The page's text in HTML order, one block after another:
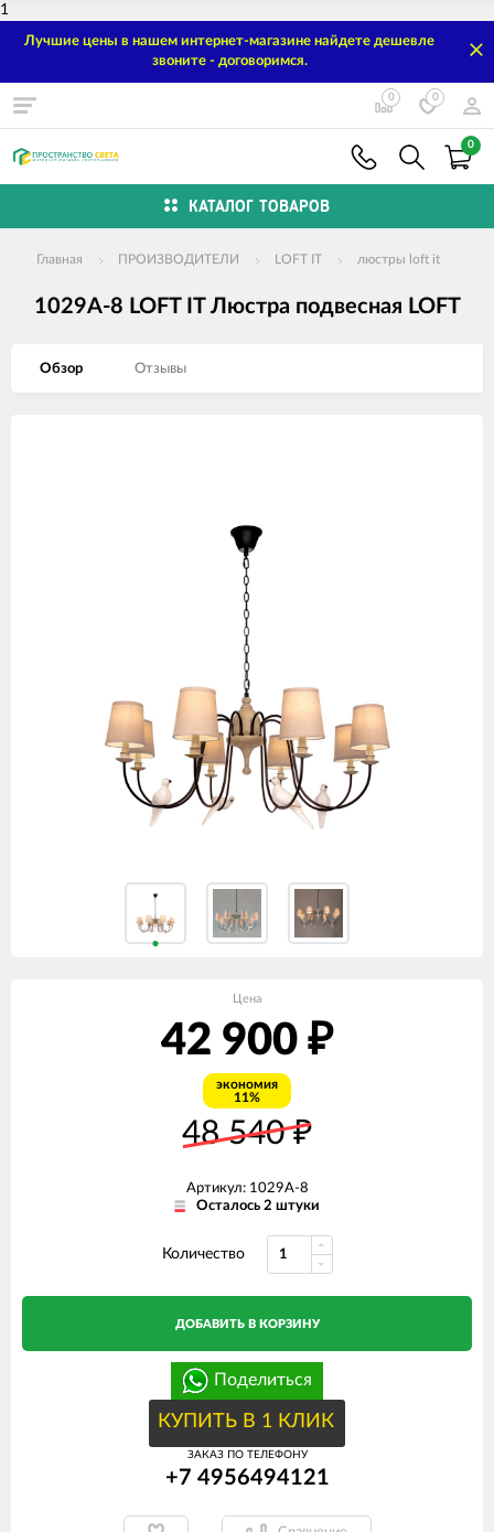
1
Лучшие цены в нашем интернет-магазине найдете дешевле
звоните - договоримся.
0 0
0
КАТАЛОГ ТОВАРОВ
Главная ПРОИЗВОДИТЕЛИ LOFT IT люстры loft it
1029A-8 LOFT IT Люстра подвесная LOFT
Обзор Отзывы
Цена
42 900 ₽
экономия
11%
48 540₽
Артикул: 1029A-8
Осталось 2 штуки
Количество
ДОБАВИТЬ В КОРЗИНУ
Поделиться
КУПИТЬ В 1 КЛИК
ЗАКАЗ ПО ТЕЛЕФОНУ
+7 4956494121